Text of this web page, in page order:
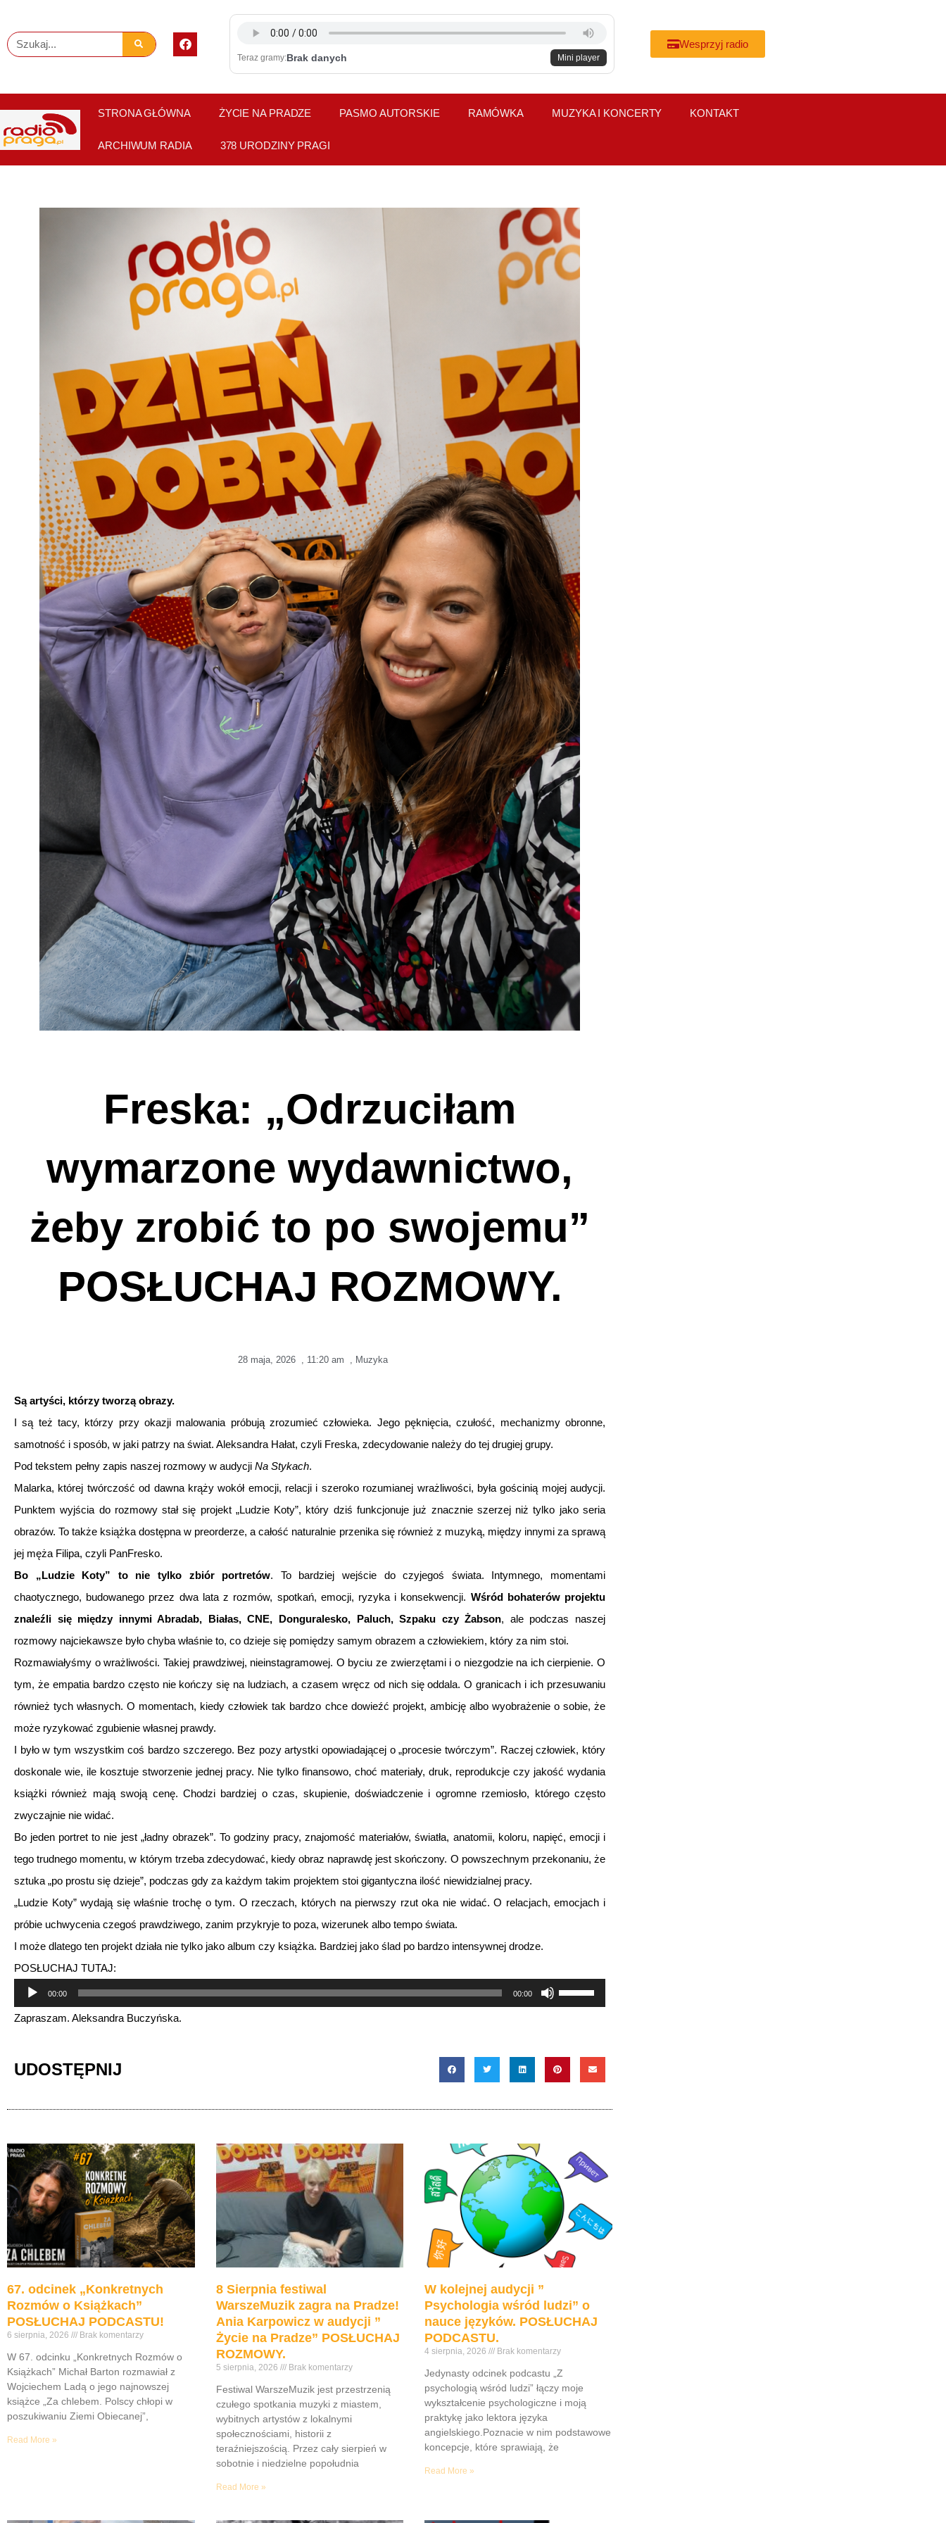
content
Szukaj
F
a
c
o
o
k
Teraz gramy:Brak danych Mini player
Wesprzyj radio
STRONA GŁÓWNA ŻYCIE NA PRADZE PASMO AUTORSKIE RAMÓWKA MUZYKA I KONCERTY KONTAKT
ARCHIWUM RADIA 378 URODZINY PRAGI
Freska: „Odrzuciłam
wymarzone wydawnictwo,
żeby zrobić to po swojemu”
POSŁUCHAJ ROZMOWY.
28 maja, 2026 , 11:20 am , Muzyka
Są artyści, którzy tworzą obrazy.
I są też tacy, którzy przy okazji malowania próbują zrozumieć człowieka. Jego pęknięcia, czułość, mechanizmy obronne,
samotność i sposób, w jaki patrzy na świat. Aleksandra Hałat, czyli Freska, zdecydowanie należy do tej drugiej grupy.
Pod tekstem pełny zapis naszej rozmowy w audycji Na Stykach.
Malarka, której twórczość od dawna krąży wokół emocji, relacji i szeroko rozumianej wrażliwości, była gościnią mojej audycji.
Punktem wyjścia do rozmowy stał się projekt „Ludzie Koty”, który dziś funkcjonuje już znacznie szerzej niż tylko jako seria
obrazów. To także książka dostępna w preorderze, a całość naturalnie przenika się również z muzyką, między innymi za sprawą
jej męża Filipa, czyli PanFresko.
Bo „Ludzie Koty” to nie tylko zbiór portretów. To bardziej wejście do czyjegoś świata. Intymnego, momentami
chaotycznego, budowanego przez dwa lata z rozmów, spotkań, emocji, ryzyka i konsekwencji. Wśród bohaterów projektu
znaleźli się między innymi Abradab, Białas, CNE, Donguralesko, Paluch, Szpaku czy Żabson, ale podczas naszej
rozmowy najciekawsze było chyba właśnie to, co dzieje się pomiędzy samym obrazem a człowiekiem, który za nim stoi.
Rozmawiałyśmy o wrażliwości. Takiej prawdziwej, nieinstagramowej. O byciu ze zwierzętami i o niezgodzie na ich cierpienie. O
tym, że empatia bardzo często nie kończy się na ludziach, a czasem wręcz od nich się oddala. O granicach i ich przesuwaniu
również tych własnych. O momentach, kiedy człowiek tak bardzo chce dowieźć projekt, ambicję albo wyobrażenie o sobie, że
może ryzykować zgubienie własnej prawdy.
I było w tym wszystkim coś bardzo szczerego. Bez pozy artystki opowiadającej o „procesie twórczym”. Raczej człowiek, który
doskonale wie, ile kosztuje stworzenie jednej pracy. Nie tylko finansowo, choć materiały, druk, reprodukcje czy jakość wydania
książki również mają swoją cenę. Chodzi bardziej o czas, skupienie, doświadczenie i ogromne rzemiosło, którego często
zwyczajnie nie widać.
Bo jeden portret to nie jest „ładny obrazek”. To godziny pracy, znajomość materiałów, światła, anatomii, koloru, napięć, emocji i
tego trudnego momentu, w którym trzeba zdecydować, kiedy obraz naprawdę jest skończony. O powszechnym przekonaniu, że
sztuka „po prostu się dzieje”, podczas gdy za każdym takim projektem stoi gigantyczna ilość niewidzialnej pracy.
„Ludzie Koty” wydają się właśnie trochę o tym. O rzeczach, których na pierwszy rzut oka nie widać. O relacjach, emocjach i
próbie uchwycenia czegoś prawdziwego, zanim przykryje to poza, wizerunek albo tempo świata.
I może dlatego ten projekt działa nie tylko jako album czy książka. Bardziej jako ślad po bardzo intensywnej drodze.
POSŁUCHAJ TUTAJ:
Odtwarzacz
plików
00:00 00:00
Używaj
strzałek
góry
oraz
zwiększyć
lub
zmniejszyć
głośność.
Zapraszam. Aleksandra Buczyńska.
UDOSTĘPNIJ
67. odcinek „Konkretnych
Rozmów o Książkach”
POSŁUCHAJ PODCASTU!
6 sierpnia, 2026 Brak komentarzy
W 67. odcinku „Konkretnych Rozmów o
Książkach” Michał Barton rozmawiał z
Wojciechem Ladą o jego najnowszej
książce „Za chlebem. Polscy chłopi w
poszukiwaniu Ziemi Obiecanej”,
Read More »
8 Sierpnia festiwal
WarszeMuzik zagra na Pradze!
Ania Karpowicz w audycji ”
Życie na Pradze” POSŁUCHAJ
ROZMOWY.
5 sierpnia, 2026 Brak komentarzy
Festiwal WarszeMuzik jest przestrzenią
czułego spotkania muzyki z miastem,
wybitnych artystów z lokalnymi
społecznościami, historii z
teraźniejszością. Przez cały sierpień w
sobotnie i niedzielne popołudnia
Read More »
W kolejnej audycji ”
Psychologia wśród ludzi” o
nauce języków. POSŁUCHAJ
PODCASTU.
4 sierpnia, 2026 Brak komentarzy
Jedynasty odcinek podcastu „Z
psychologią wśród ludzi” łączy moje
wykształcenie psychologiczne i moją
praktykę jako lektora języka
angielskiego.Poznacie w nim podstawowe
koncepcje, które sprawiają, że
Read More »